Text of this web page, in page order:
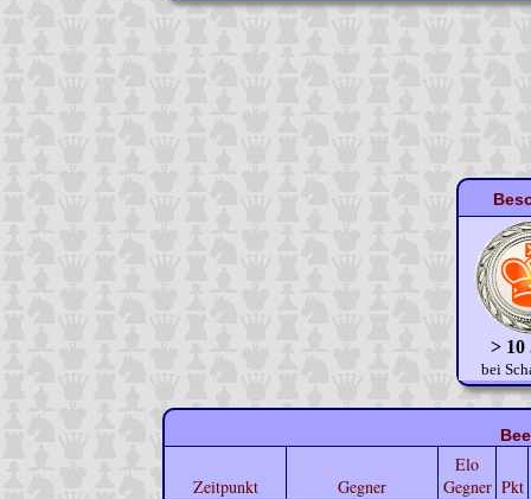
> 10
bei
Zeitpunkt Gegner
Elo
Gegner Pkt